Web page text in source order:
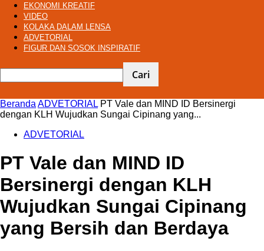
EKONOMI KREATIF
VIDEO
KOLAKA DALAM LENSA
ADVETORIAL
FIGUR DAN SOSOK INSPIRATIF
Beranda ADVETORIAL PT Vale dan MIND ID Bersinergi
dengan KLH Wujudkan Sungai Cipinang yang...
ADVETORIAL
PT Vale dan MIND ID
Bersinergi dengan KLH
Wujudkan Sungai Cipinang
yang Bersih dan Berdaya